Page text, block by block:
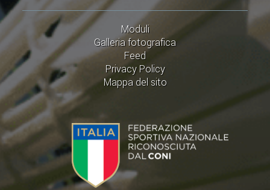
Moduli
Galleria fotografica
Feed
Privacy Policy
Mappa del sito